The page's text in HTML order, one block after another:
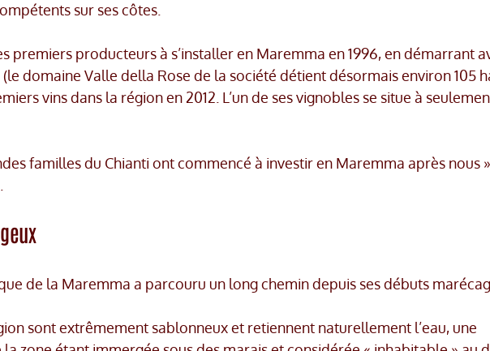
sur ses côtes.
premiers producteurs à s’installer en Maremma en 1996, en démarrant
domaine Valle della Rose de la société détient désormais environ 105
vins dans la région en 2012. L’un de ses vignobles se situe à
familles du Chianti ont commencé à investir en Maremma après nous
de la Maremma a parcouru un long chemin depuis ses débuts
sont extrêmement sablonneux et retiennent naturellement l’eau, une